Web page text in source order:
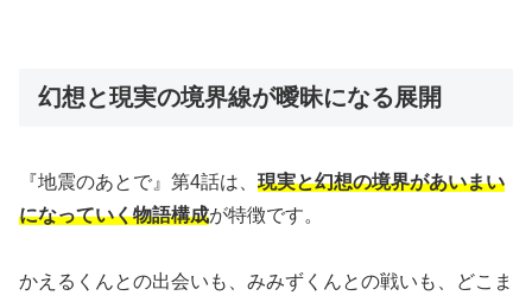
幻想と現実の境界線が曖昧になる展開
『地震のあとで』第4話は、 現実と幻想の境界があいまい
になっていく物語構成が特徴です。
かえるくんとの出会いも、みみずくんとの戦いも、どこま